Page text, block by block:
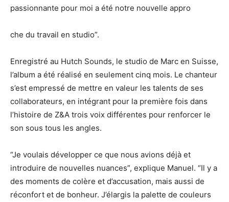
passionnante pour moi a été notre nouvelle appro
che du travail en studio”.
Enregistré au Hutch Sounds, le studio de Marc en Suisse,
l’album a été réalisé en seulement cinq mois. Le chanteur
s’est empressé de mettre en valeur les talents de ses
collaborateurs, en intégrant pour la première fois dans
l’histoire de Z&A trois voix différentes pour renforcer le
son sous tous les angles.
“Je voulais développer ce que nous avions déjà et
introduire de nouvelles nuances”, explique Manuel. “Il y a
des moments de colère et d’accusation, mais aussi de
réconfort et de bonheur. J’élargis la palette de couleurs